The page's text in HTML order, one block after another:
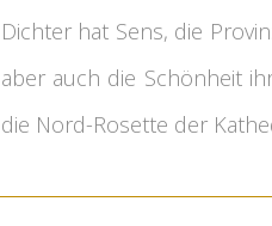
Dichter hat Sens, die
aber auch die Schönheit
die Nord-Rosette der